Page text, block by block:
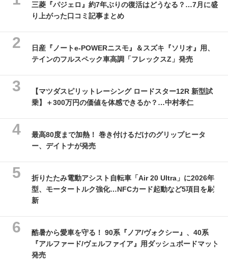
三菱『パジェロ』約7年ぶりの復活はどうなる？…7月に盛
り上がった口コミ記事まとめ
日産『ノートe-POWERニスモ』＆スズキ『ソリオ』用、
テインのフルスペック車高調「フレックスZ」発売
【マツダスピリットレーシング ロードスター12R 新型試
乗】＋300万円の価値を体感できるか？…中村孝仁
最高80度まで加熱！ 巻き付けるだけのグリップヒータ
ー、デイトナが発売
折りたたみ電動アシスト自転車「Air 20 Ultra」に2026年
型、モータートルク強化…NFCカード起動など5項目を刷
新
酷暑から愛車を守る！ 90系『ノア/ヴォクシー』、40系
『アルファード/ヴェルファイア』用ダッシュボードマット
発売